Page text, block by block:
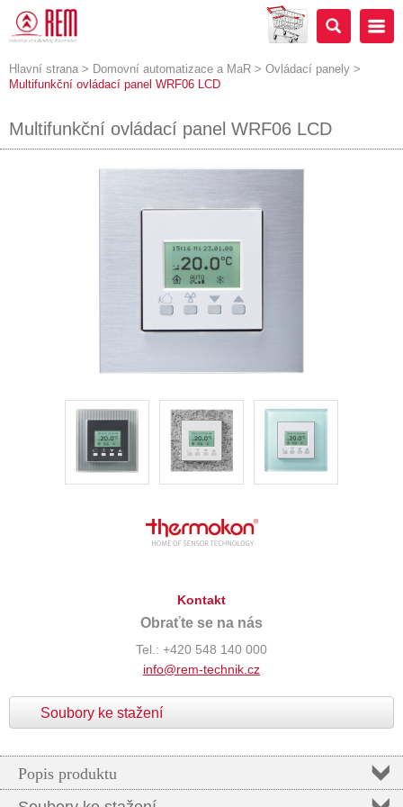
Hlavní strana > Domovní automatizace a MaR > Ovládací panely >
Multifunkční ovládací panel WRF06 LCD
Multifunkční ovládací panel WRF06 LCD
Kontakt
Obraťte se na nás
Tel.: +420 548 140 000
info@rem-technik.cz
Soubory ke stažení
Popis produktu